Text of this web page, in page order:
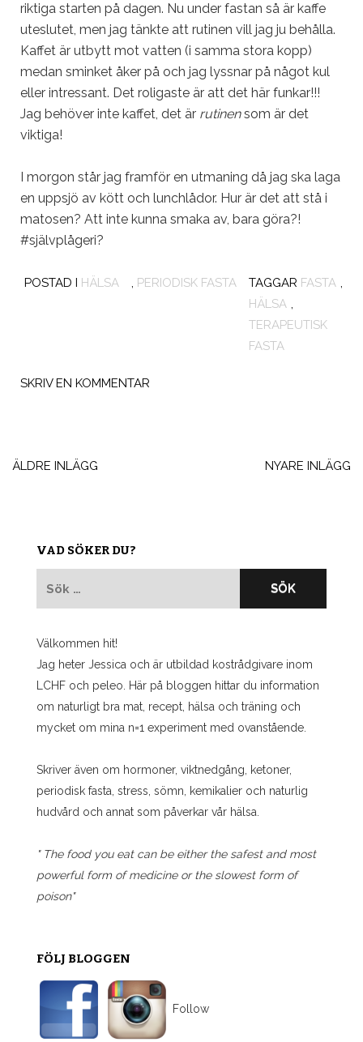
riktiga starten på dagen. Nu under fastan så är kaffe
uteslutet, men jag tänkte att rutinen vill jag ju behålla.
Kaffet är utbytt mot vatten (i samma stora kopp)
medan sminket åker på och jag lyssnar på något kul
eller intressant. Det roligaste är att det här funkar!!!
Jag behöver inte kaffet, det är rutinensom är det
viktiga!
I morgon står jag framför en utmaning då jag ska laga
en uppsjö av kött och lunchlådor. Hur är det att stå i
matosen? Att inte kunna smaka av, bara göra?!
#självplågeri?
POSTAD I HÄLSA , PERIODISK FASTA TAGGAR FASTA ,
HÄLSA ,
TERAPEUTISK
FASTA
SKRIV EN KOMMENTAR
ÄLDRE INLÄGG NYARE INLÄGG
VAD SÖKER DU?
Välkommen hit!
Jag heter Jessica och är utbildad kostrådgivare inom
LCHF och peleo. Här på bloggen hittar du information
om naturligt bra mat, recept, hälsa och träning och
mycket om mina n=1 experiment med ovanstående.
Skriver även om hormoner, viktnedgång, ketoner,
periodisk fasta, stress, sömn, kemikalier och naturlig
hudvård och annat som påverkar vår hälsa.
" The food you eat can be either the safest and most
powerful form of medicine or the slowest form of
poison"
FÖLJ BLOGGEN
Follow